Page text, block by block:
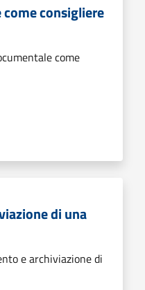
consigliere
come
di una
e archiviazione di